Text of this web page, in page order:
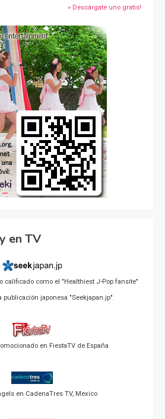
» Descárgate uno gratis!
en TV
calificado como el "Healthiest J-Pop fansite"
publicación japonesa "Seekjapan.jp".
en FiestaTV de España
en CadenaTres TV, Mexico